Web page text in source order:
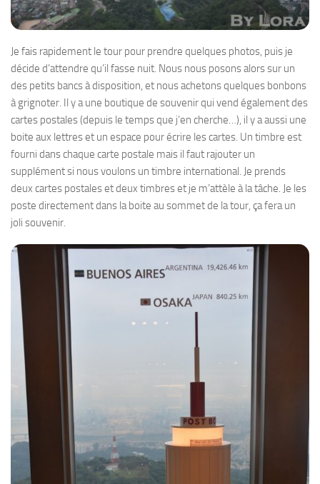
Je fais rapidement le tour pour prendre quelques photos, puis je
décide d’attendre qu’il fasse nuit. Nous nous posons alors sur un
des petits bancs à disposition, et nous achetons quelques bonbons
à grignoter. Il y a une boutique de souvenir qui vend également des
cartes postales (depuis le temps que j’en cherche…), il y a aussi une
boite aux lettres et un espace pour écrire les cartes. Un timbre est
fourni dans chaque carte postale mais il faut rajouter un
supplément si nous voulons un timbre international. Je prends
deux cartes postales et deux timbres et je m’attèle à la tâche. Je les
poste directement dans la boite au sommet de la tour, ça fera un
joli souvenir.